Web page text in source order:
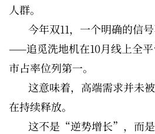
人群。
今年双11，一个明确的信
——追觅洗地机在10月线上全
市占率位列第一。
这意味着，高端需求并未
在持续释放。
这不是“逆势增长”，而